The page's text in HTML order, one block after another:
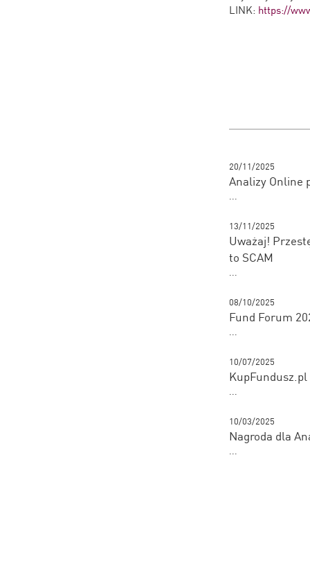
LINK: https://
20/11/2025
Analizy Online
...
13/11/2025
Uważaj!
to SCAM
...
08/10/2025
Fund Forum
...
10/07/2025
...
10/03/2025
Nagroda dla
...